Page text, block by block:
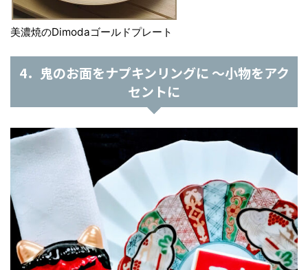
美濃焼のDimodaゴールドプレート
4．鬼のお面をナプキンリングに ～小物をアク
セントに